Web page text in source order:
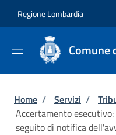
Regione Lombardia
Comune
Briciole di
Home / Servizi /
Accertamento
seguito di notifica